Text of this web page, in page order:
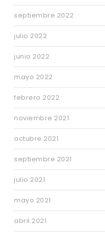
septiembre 2022
julio 2022
junio 2022
mayo 2022
febrero 2022
noviembre 2021
octubre 2021
septiembre 2021
julio 2021
mayo 2021
abril 2021